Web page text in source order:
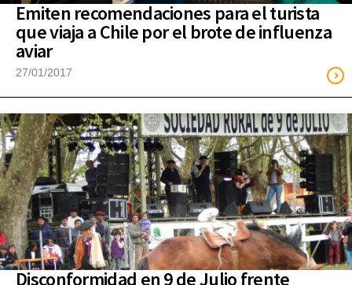
Emiten recomendaciones para el turista
que viaja a Chile por el brote de influenza
aviar
27/01/2017
Disconformidad en 9 de Julio frente